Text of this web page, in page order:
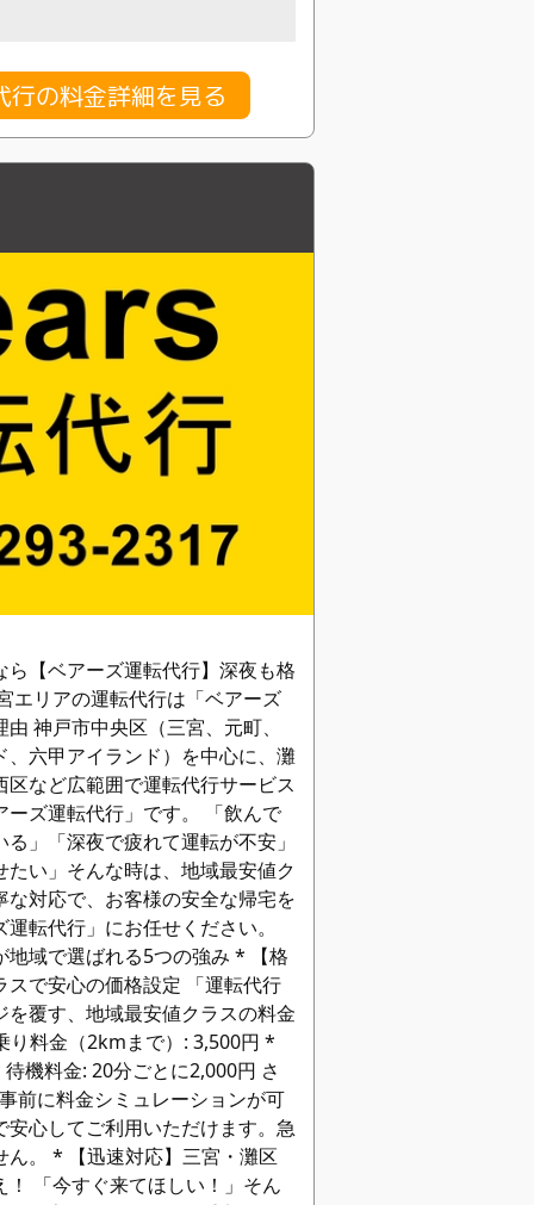
行の料金詳細を見る
【ベアーズ運転代行】深夜も格
エリアの運転代行は「ベアーズ
神戸市中央区（三宮、元町、
六甲アイランド）を中心に、灘
など広範囲で運転代行サービス
ズ運転代行」です。 「飲んで
」「深夜で疲れて運転が不安」
い」そんな時は、地域最安値ク
対応で、お客様の安全な帰宅を
転代行」にお任せください。
地域で選ばれる5つの強み * 【格
で安心の価格設定 「運転代行
覆す、地域最安値クラスの料金
り料金（2kmまで）: 3,500円 *
機料金: 20分ごとに2,000円 さ
前に料金シミュレーションが可
心してご利用いただけます。急
ん。 * 【迅速対応】三宮・灘区
「今すぐ来てほしい！」そん